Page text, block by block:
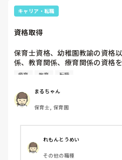
す。
つ信頼を深めていけるよう応援し
キャリア・転職
資格取得
保育士資格、幼稚園教諭の資格
係、教育関係、療育関係の資格
なんの資格をとったのか、いま
療育 教育 転職
まるちゃん
保育士, 保育園
れもんとうめい
その他の職種